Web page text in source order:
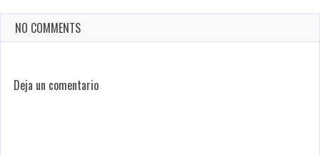
NO COMMENTS
Deja un comentario